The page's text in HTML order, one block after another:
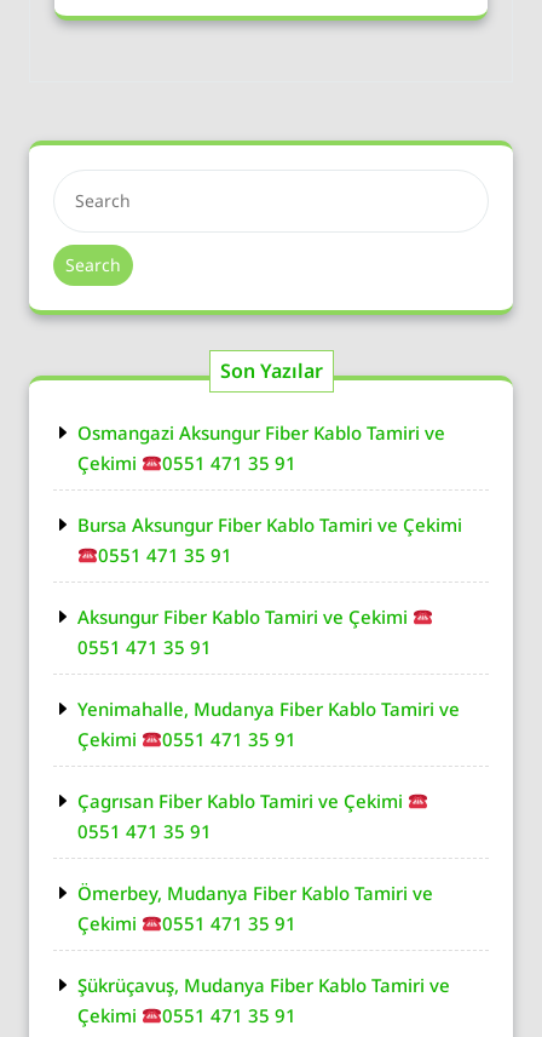
Search
Son Yazılar
Osmangazi Aksungur Fiber Kablo Tamiri ve
Çekimi
0551 471 35 91
Bursa Aksungur Fiber Kablo Tamiri ve Çekimi
0551 471 35 91
Aksungur Fiber Kablo Tamiri ve Çekimi
0551 471 35 91
Yenimahalle, Mudanya Fiber Kablo Tamiri ve
Çekimi
0551 471 35 91
Çagrısan Fiber Kablo Tamiri ve Çekimi
0551 471 35 91
Ömerbey, Mudanya Fiber Kablo Tamiri ve
Çekimi
0551 471 35 91
Şükrüçavuş, Mudanya Fiber Kablo Tamiri ve
Çekimi
0551 471 35 91